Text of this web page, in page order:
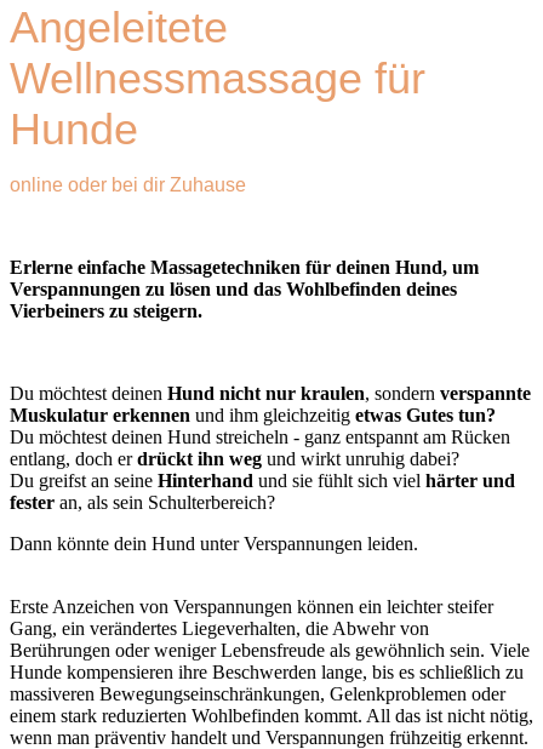
Angeleitete
Wellnessmassage für
Hunde
online oder bei dir Zuhause
Erlerne einfache Massagetechniken für deinen Hund, um
Verspannungen zu lösen und das Wohlbefinden deines
Vierbeiners zu steigern.
Du möchtest deinen Hund nicht nur kraulen, sondern verspannte
Muskulatur erkennen und ihm gleichzeitig etwas Gutes tun?
Du möchtest deinen Hund streicheln - ganz entspannt am Rücken
entlang, doch erdrückt ihn weg und wirkt unruhig dabei?
Du greifst an seine Hinterhand und sie fühlt sich viel härter und
fester an, als sein Schulterbereich?
Dann könnte dein Hund unter Verspannungen leiden.
Erste Anzeichen von Verspannungen können ein leichter steifer
Gang, ein verändertes Liegeverhalten, die Abwehr von
Berührungen oder weniger Lebensfreude als gewöhnlich sein. Viele
Hunde kompensieren ihre Beschwerden lange, bis es schließlich zu
massiveren Bewegungseinschränkungen, Gelenkproblemen oder
einem stark reduzierten Wohlbefinden kommt. All das ist nicht nötig,
wenn man präventiv handelt und Verspannungen frühzeitig erkennt.